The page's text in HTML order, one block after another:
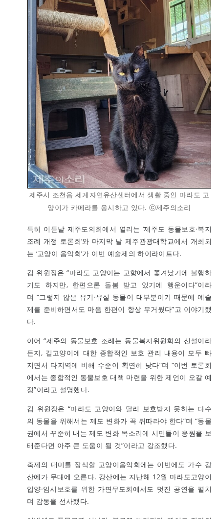
제주시 조천읍 세계자연유산센터에서 생활 중인 마라도 고
양이가 카메라를 응시하고 있다. ⓒ제주의소리
특히 이튿날 제주도의회에서 열리는 ‘제주도 동물보호·복지
조례 개정 토론회’와 마지막 날 제주관광대학교에서 개최되
는 ‘고양이 음악회’가 이번 예술제의 하이라이트다.
김 위원장은 “마라도 고양이는 고향에서 쫓겨났기에 불행하
기도 하지만, 한편으론 돌봄 받고 있기에 행운이다”이라
며 “그렇지 않은 유기·유실 동물이 대부분이기 때문에 예술
제를 준비하면서도 마음 한편이 항상 무거웠다”고 이야기했
다.
이어 “제주의 동물보호 조례는 동물복지위원회의 신설이라
든지, 길고양이에 대한 종합적인 보호 관리 내용이 모두 빠
지면서 타지역에 비해 수준이 확연히 낮다”며 “이번 토론회
에서는 종합적인 동물보호 대책 마련을 위한 제언이 오갈 예
정”이라고 설명했다.
김 위원장은 “마라도 고양이와 달리 보호받지 못하는 다수
의 동물을 위해서는 제도 변화가 꼭 뒤따라야 한다”며 “동물
권에서 꾸준히 내는 제도 변화 목소리에 시민들이 응원을 보
태준다면 아주 큰 도움이 될 것”이라고 강조했다.
축제의 대미를 장식할 고양이음악회에는 이번에도 가수 강
산에가 무대에 오른다. 강산에는 지난해 12월 마라도고양이
입양·임시보호를 위한 가면무도회에서도 멋진 공연을 펼치
며 감동을 선사했다.